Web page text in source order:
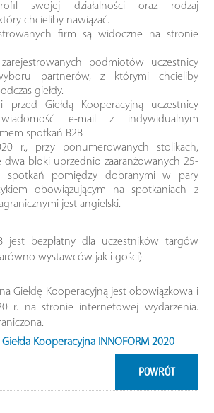
swojej działalności oraz rodzaj
chcieliby nawiązać.
firm są widoczne na stronie
podmiotów uczestnicy
partnerów, z którymi chcieliby
giełdy.
przed Giełdą Kooperacyjną uczestnicy
e-mail z indywidualnym
spotkań B2B
r., przy ponumerowanych stolikach,
dwa bloki uprzednio zaaranżowanych 25-
spotkań pomiędzy dobranymi w pary
obowiązującym na spotkaniach z
jest angielski.
jest bezpłatny dla uczestników targów
wystawców jak i gości).
Giełdę Kooperacyjną jest obowiązkowa i
r. na stronie internetowej wydarzenia.
Giełda Kooperacyjna INNOFORM 2020
POWRÓT